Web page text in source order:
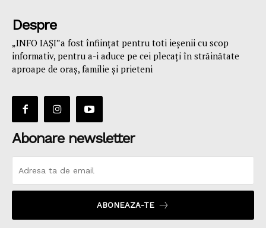
Despre
„INFO IAȘI”a fost înfiinţat pentru toti ieşenii cu scop
informativ, pentru a-i aduce pe cei plecaţi în străinătate
aproape de oraş, familie și prieteni
Abonare newsletter
ABONEAZA-TE